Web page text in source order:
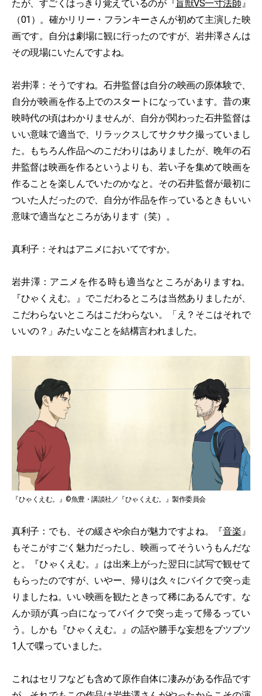
たが、すごくはっきり覚えているのが『盲獣VS一寸法師』
（01）。確かリリー・フランキーさんが初めて主演した映
画です。自分は劇場に観に行ったのですが、岩井澤さんは
その現場にいたんですよね。
岩井澤：そうですね。石井監督は自分の映画の原体験で、
自分が映画を作る上でのスタートになっています。昔の東
映時代の頃はわかりませんが、自分が関わった石井監督は
いい意味で適当で、リラックスしてサクサク撮っていまし
た。もちろん作品へのこだわりはありましたが、晩年の石
井監督は映画を作るというよりも、若い子を集めて映画を
作ることを楽しんでいたのかなと。その石井監督が最初に
ついた人だったので、自分が作品を作っているときもいい
意味で適当なところがあります（笑）。
真利子：それはアニメにおいてですか。
岩井澤：アニメを作る時も適当なところがありますね。
『ひゃくえむ。』でこだわるところは当然ありましたが、
こだわらないところはこだわらない。「え？そこはそれで
いいの？」みたいなことを結構言われました。
『ひゃくえむ。』©魚豊・講談社／『ひゃくえむ。』製作委員会
真利子：でも、その緩さや余白が魅力ですよね。『音楽 』
もそこがすごく魅力だったし、映画ってそういうもんだな
と。『ひゃくえむ。』は出来上がった翌日に試写で観せて
もらったのですが、いやー、帰りは久々にバイクで突っ走
りましたね。いい映画を観たときって稀にあるんです。な
んか頭が真っ白になってバイクで突っ走って帰るってい
う。しかも『ひゃくえむ。』の話や勝手な妄想をブツブツ
1人で喋っていました。
これはセリフなども含めて原作自体に凄みがある作品です